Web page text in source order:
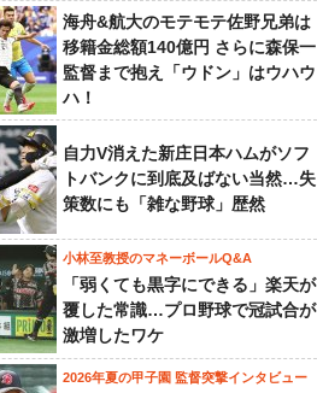
海舟&航大のモテモテ佐野兄弟は
移籍金総額140億円 さらに森保一
監督まで抱え「ウドン」はウハウ
ハ！
自力V消えた新庄日本ハムがソフ
トバンクに到底及ばない当然…失
策数にも「雑な野球」歴然
小林至教授のマネーボールQ&A
「弱くても黒字にできる」楽天が
覆した常識…プロ野球で冠試合が
激増したワケ
2026年夏の甲子園 監督突撃インタビュー